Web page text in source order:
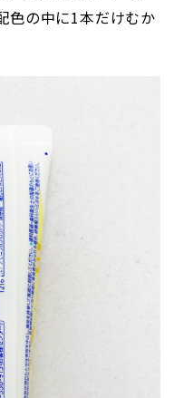
色の中に1本だけむか